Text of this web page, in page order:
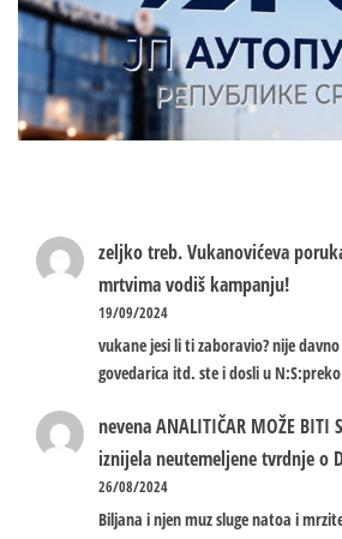
zeljko treb.Vukanovićeva
mrtvima vodiš kampanju!
19/09/2024
vukane jesi li ti zaboravio? nije
govedarica itd. ste i dosli u
nevenaANALITIČAR MOŽE BITI
iznijela neutemeljene tvrdnje o
26/08/2024
Biljana i njen muz sluge natoa i